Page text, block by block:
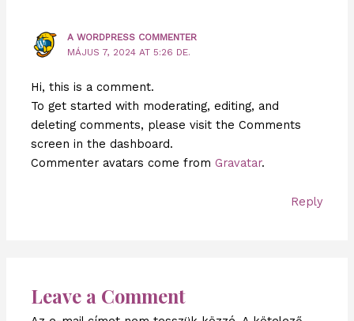
A WORDPRESS COMMENTER
MÁJUS 7, 2024 AT 5:26 DE.
Hi, this is a comment.
To get started with moderating, editing, and
deleting comments, please visit the Comments
screen in the dashboard.
Commenter avatars come fromGravatar.
Reply
Leave a Comment